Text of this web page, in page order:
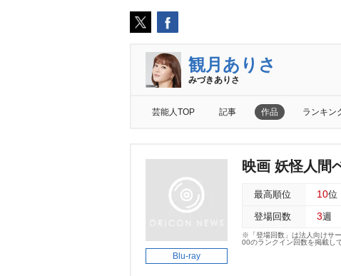
観月ありさ
みづきありさ
芸能人TOP 記事 作品 ランキン
Blu-ray
映画 妖怪人間
最高順位 10位
登場回数 3週
※「登場回数」は法人向けサー
00のランクイン回数を掲載し